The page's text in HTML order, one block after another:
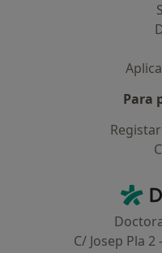
Para
C/ Josep Pla